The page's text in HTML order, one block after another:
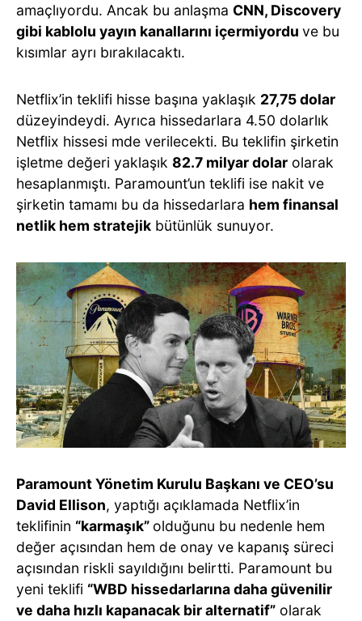
amaçlıyordu. Ancak bu anlaşma CNN, Discovery
gibi kablolu yayın kanallarını içermiyordu ve bu
kısımlar ayrı bırakılacaktı.
Netflix’in teklifi hisse başına yaklaşık 27,75 dolar
düzeyindeydi. Ayrıca hissedarlara 4.50 dolarlık
Netflix hissesi mde verilecekti. Bu teklifin şirketin
işletme değeri yaklaşık 82.7 milyar dolar olarak
hesaplanmıştı. Paramount’un teklifi ise nakit ve
şirketin tamamı bu da hissedarlara hem finansal
netlik hem stratejik bütünlük sunuyor.
Paramount Yönetim Kurulu Başkanı ve CEO’su
David Ellison, yaptığı açıklamada Netflix’in
teklifinin “karmaşık” olduğunu bu nedenle hem
değer açısından hem de onay ve kapanış süreci
açısından riskli sayıldığını belirtti. Paramount bu
yeni teklifi “WBD hissedarlarına daha güvenilir
ve daha hızlı kapanacak bir alternatif” olarak